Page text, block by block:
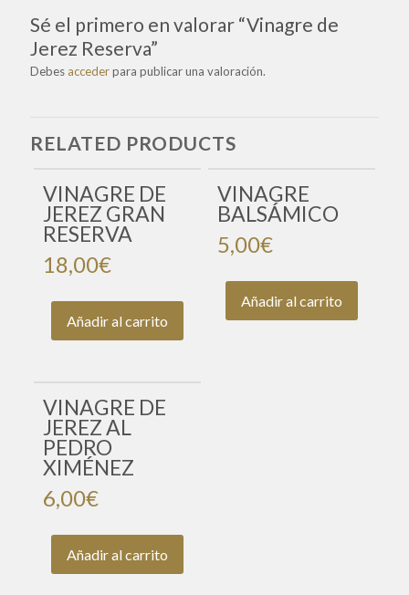
Sé el primero en valorar “Vinagre de
Jerez Reserva”
Debes accederpara publicar una valoración.
RELATED PRODUCTS
VINAGRE DE
JEREZ GRAN
RESERVA
18,00€
Añadir al carrito
VINAGRE
BALSÁMICO
5,00€
Añadir al carrito
VINAGRE DE
JEREZ AL
PEDRO
XIMÉNEZ
6,00€
Añadir al carrito